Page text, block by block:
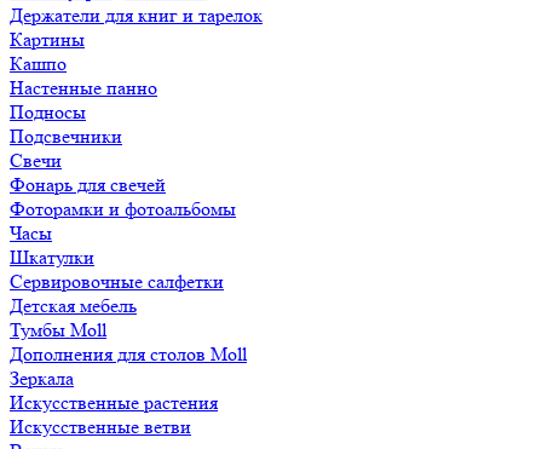
Держатели для книг и тарелок
Картины
Кашпо
Настенные панно
Подносы
Подсвечники
Свечи
Фонарь для свечей
Фоторамки и фотоальбомы
Часы
Шкатулки
Сервировочные салфетки
Детская мебель
Тумбы Moll
Дополнения для столов Moll
Зеркала
Искусственные растения
Искусственные ветви